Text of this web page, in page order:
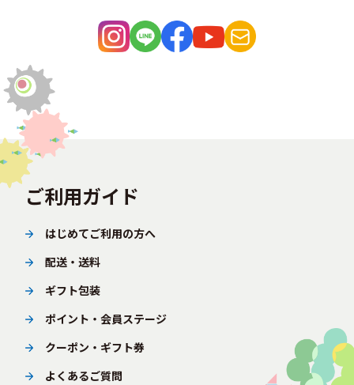
ご利用ガイド
はじめてご利用の方へ
配送・送料
ギフト包装
ポイント・会員ステージ
クーポン・ギフト券
よくあるご質問